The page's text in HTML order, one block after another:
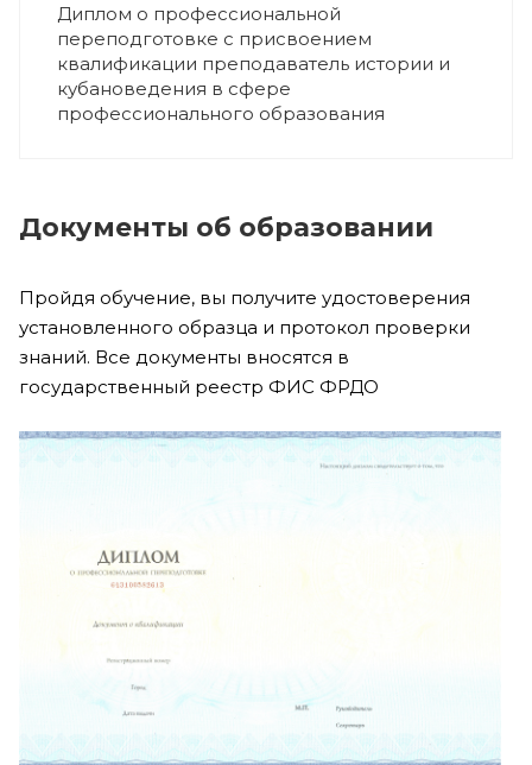
Диплом о профессиональной
переподготовке с присвоением
квалификации преподаватель истории и
кубановедения в сфере
профессионального образования
Документы об образовании
Пройдя обучение, вы получите удостоверения
установленного образца и протокол проверки
знаний. Все документы вносятся в
государственный реестр ФИС ФРДО